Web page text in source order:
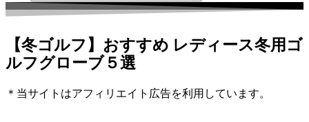
【冬ゴルフ】おすすめ レディース冬用ゴ
ルフグローブ５選
＊当サイトはアフィリエイト広告を利用しています。